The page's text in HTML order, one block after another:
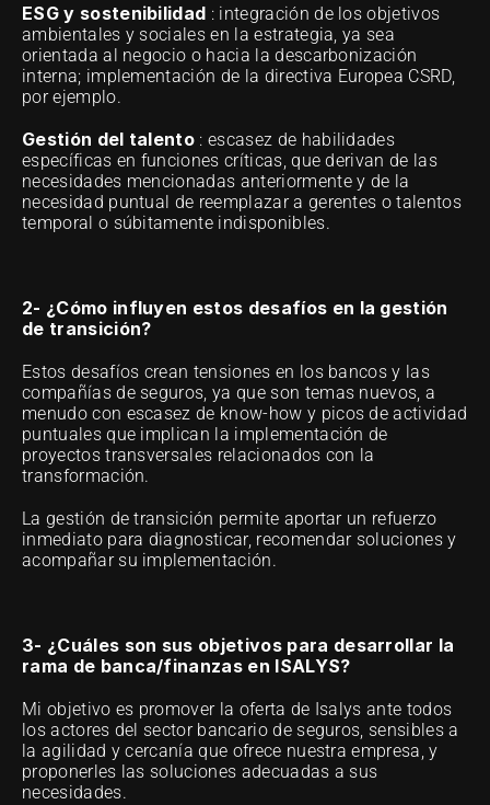
ESG y sostenibilidad : integración de los objetivos
ambientales y sociales en la estrategia, ya sea
orientada al negocio o hacia la descarbonización
interna; implementación de la directiva Europea CSRD,
por ejemplo.
Gestión del talento : escasez de habilidades
específicas en funciones críticas, que derivan de las
necesidades mencionadas anteriormente y de la
necesidad puntual de reemplazar a gerentes o talentos
temporal o súbitamente indisponibles.
2- ¿Cómo influyen estos desafíos en la gestión
de transición?
Estos desafíos crean tensiones en los bancos y las
compañías de seguros, ya que son temas nuevos, a
menudo con escasez de know-how y picos de actividad
puntuales que implican la implementación de
proyectos transversales relacionados con la
transformación.
La gestión de transición permite aportar un refuerzo
inmediato para diagnosticar, recomendar soluciones y
acompañar su implementación.
3- ¿Cuáles son sus objetivos para desarrollar la
rama de banca/finanzas en ISALYS?
Mi objetivo es promover la oferta de Isalys ante todos
los actores del sector bancario de seguros, sensibles a
la agilidad y cercanía que ofrece nuestra empresa, y
proponerles las soluciones adecuadas a sus
necesidades.